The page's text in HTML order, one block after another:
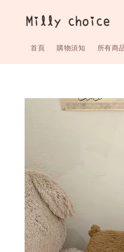
首頁 購物須知 所有商